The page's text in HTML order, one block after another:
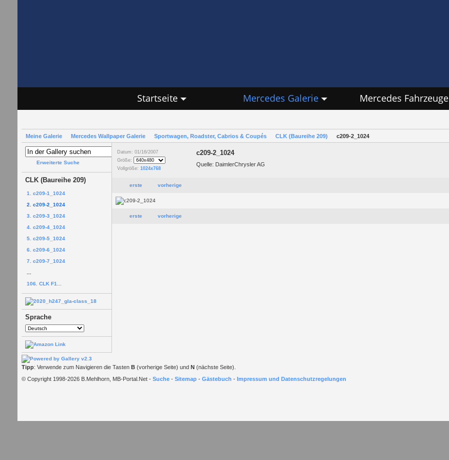
Startseite Mercedes Galerie Mercedes Fahrzeuge
Meine Galerie Mercedes Wallpaper Galerie Sportwagen, Roadster, Cabrios & Coupés CLK (Baureihe 209) c209-2_1024
Erweiterte Suche
CLK (Baureihe 209)
1. c209-1_1024
2. c209-2_1024
3. c209-3_1024
4. c209-4_1024
5. c209-5_1024
6. c209-6_1024
7. c209-7_1024
106. CLK F1...
Sprache
Datum: 01/16/2007
Größe:
Vollgröße: 1024x768
c209-2_1024
Quelle: DaimlerChrysler AG
erste vorherige
erste vorherige
Tipp: Verwende zum Navigieren die Tasten B(vorherige Seite) und N(nächste Seite).
© Copyright 1998-2026 B.Mehlhorn, MB-Portal.Net - Suche- Sitemap- Gästebuch - Impressum und Datenschutzregelungen